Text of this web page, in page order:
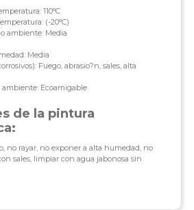
110°C
(-20°C)
ambiente: Media
Media
Fuego, abrasio?n, sales, alta
Ecoamigable
de la pintura
no rayar, no exponer a alta humedad, no
sales, limpiar con agua jabonosa sin